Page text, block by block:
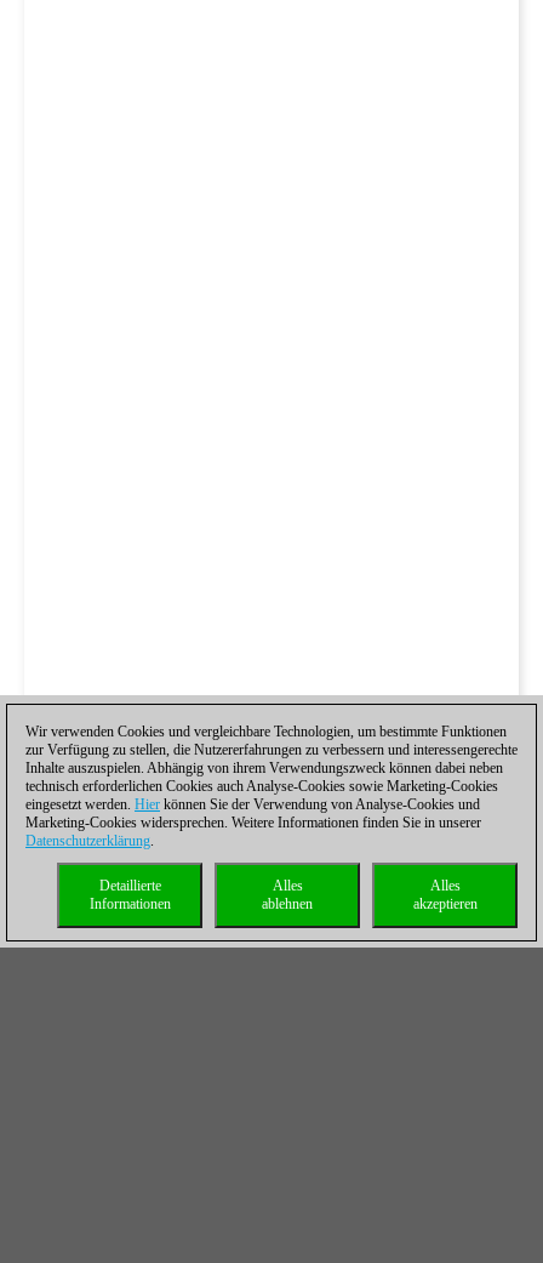
Wir verwenden Cookies und vergleichbare Technologien, um bestimmte Funktionen
zur Verfügung zu stellen, die Nutzererfahrungen zu verbessern und interessengerechte
Inhalte auszuspielen. Abhängig von ihrem Verwendungszweck können dabei neben
technisch erforderlichen Cookies auch Analyse-Cookies sowie Marketing-Cookies
eingesetzt werden. Hier können Sie der Verwendung von Analyse-Cookies und
Marketing-Cookies widersprechen. Weitere Informationen finden Sie in unserer
Datenschutzerklärung.
Alles
akzeptieren
Alles
ablehnen
Detaillierte
Informationen